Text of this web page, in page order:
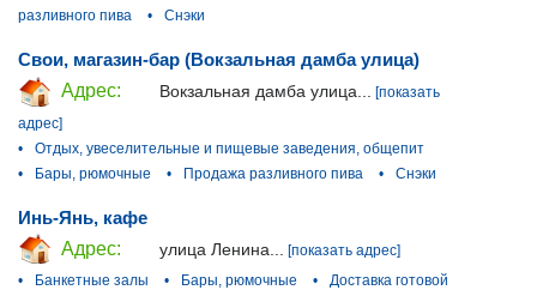
разливного пива
• Снэки
Свои, магазин-бар (Вокзальная дамба улица)
Адрес:
Вокзальная дамба улица...
[показать
адрес]
•
Отдых, увеселительные и пищевые заведения, общепит
•
Бары, рюмочные • Продажа разливного пива • Снэки
Инь-Янь, кафе
Адрес:
улица Ленина...
[показать адрес]
•
Банкетные залы • Бары, рюмочные •
Доставка готовой